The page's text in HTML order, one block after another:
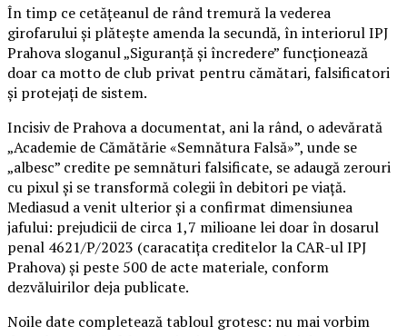
În timp ce cetățeanul de rând tremură la vederea
girofarului și plătește amenda la secundă, în interiorul IPJ
Prahova sloganul „Siguranță și încredere” funcționează
doar ca motto de club privat pentru cămătari, falsificatori
și protejați de sistem.
Incisiv de Prahova a documentat, ani la rând, o adevărată
„Academie de Cămătărie «Semnătura Falsă»”, unde se
„albesc” credite pe semnături falsificate, se adaugă zerouri
cu pixul și se transformă colegii în debitori pe viață.
Mediasud a venit ulterior și a confirmat dimensiunea
jafului: prejudicii de circa 1,7 milioane lei doar în dosarul
penal 4621/P/2023 (caracatița creditelor la CAR-ul IPJ
Prahova) și peste 500 de acte materiale, conform
dezvăluirilor deja publicate.
Noile date completează tabloul grotesc: nu mai vorbim